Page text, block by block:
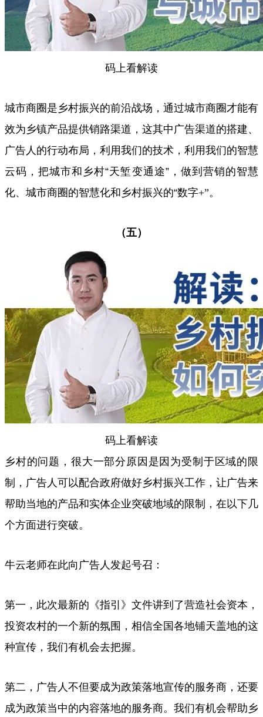
码上看解读
城市商圈是乡村振兴的前沿战场，通过城市商圈才能有
效为乡镇产品提供销路渠道，这其中广告渠道的搭建、
广告人的行动布局，利用我们的技术，利用我们的智慧
云码，把城市和乡村“天堑变通途”，做到营销的智慧
化、城市商圈的智慧化和乡村振兴的“数字+”。
（五）
码上看解读
乡村的问题，很大一部分原因是因为受制于区域的限
制，广告人可以配合政府做好乡村振兴工作，让广告来
帮助当地的产品和实体企业突破地域的限制，在以下几
个方面进行突破。
牛云老师在此向广告人发起号召：
第一，此次最新的《指引》文件讲到了营造社会资本，
投资农村的一个新的氛围，相信全国各地铺天盖地的这
种宣传，我们有机会去把握。
第二，广告人不但要成为政策落地宣传的服务商，还要
成为政策当中的内容落地的服务商。我们有机会帮助乡